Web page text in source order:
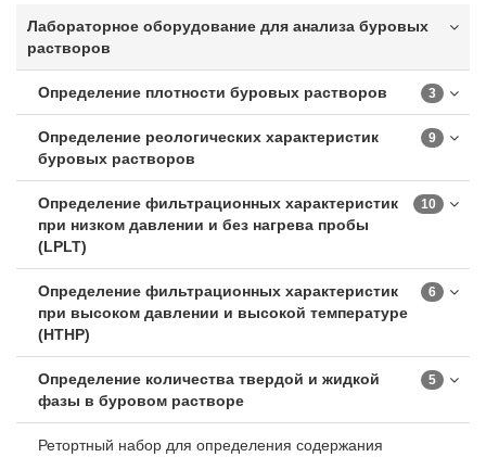
Лабораторное оборудование для анализа буровых
растворов
Определение плотности буровых растворов 3
Определение реологических характеристик
буровых растворов
9
Определение фильтрационных характеристик
при низком давлении и без нагрева пробы
(LPLT)
10
Определение фильтрационных характеристик
при высоком давлении и высокой температуре
(HTHP)
6
Определение количества твердой и жидкой
фазы в буровом растворе
5
Ретортный набор для определения содержания